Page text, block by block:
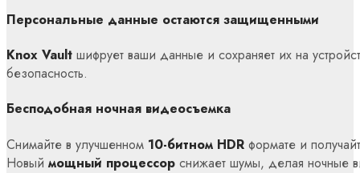
Персональные данные остаются защищенными
Knox Vault шифрует ваши данные и сохраняет их на
безопасность.
Бесподобная ночная видеосъемка
Снимайте в улучшенном 10-битном HDR формате и
Новый мощный процессор снижает шумы, делая ночные